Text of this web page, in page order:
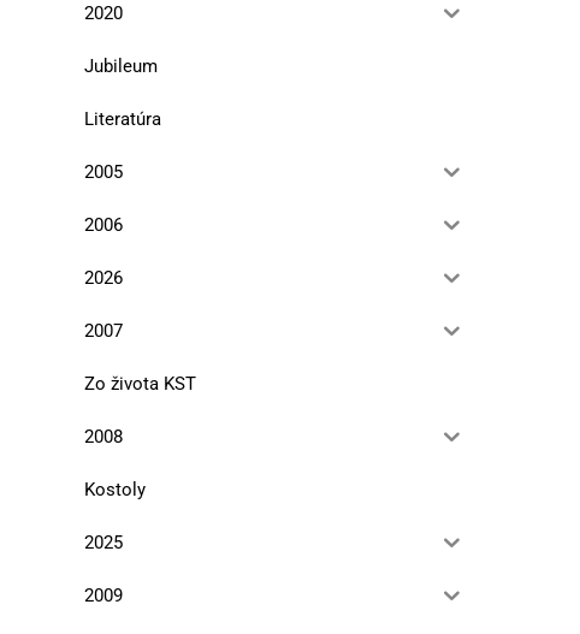
2020
Jubileum
Literatúra
2005
2006
2026
2007
Zo života KST
2008
Kostoly
2025
2009